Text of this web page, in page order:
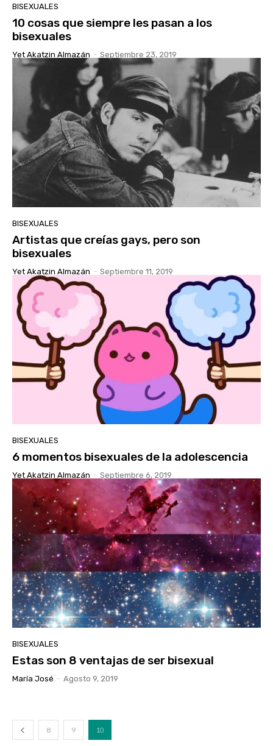
BISEXUALES
10 cosas que siempre les pasan a los
bisexuales
Yet Akatzin Almazán - Septiembre 23, 2019
BISEXUALES
Artistas que creías gays, pero son
bisexuales
Yet Akatzin Almazán - Septiembre 11, 2019
BISEXUALES
6 momentos bisexuales de la adolescencia
Yet Akatzin Almazán - Septiembre 6, 2019
BISEXUALES
Estas son 8 ventajas de ser bisexual
María José - Agosto 9, 2019
8 9 10